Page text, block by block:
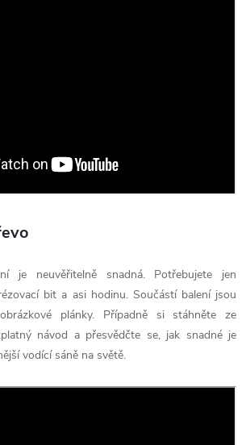
je neuvěřitelně snadná. Potřebujete jen
bit a asi hodinu. Součástí balení jsou
plánky. Případně si stáhněte ze
návod a přesvědčte se, jak snadné je
vodící sáně na světě.